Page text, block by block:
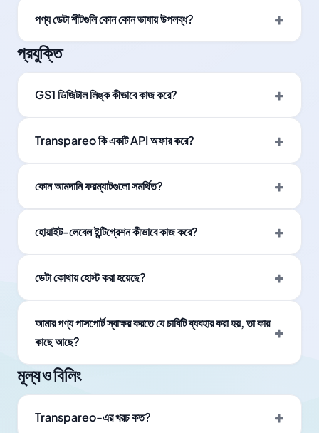
পণ্য ডেটা শীটগুলি কোন কোন ভাষায় উপলব্ধ?
প্রযুক্তি
GS1 ডিজিটাল লিঙ্ক কীভাবে কাজ করে?
Transpareo কি একটি API অফার করে?
কোন আমদানি ফরম্যাটগুলো সমর্থিত?
হোয়াইট-লেবেল ইন্টিগ্রেশন কীভাবে কাজ করে?
ডেটা কোথায় হোস্ট করা হয়েছে?
আমার পণ্য পাসপোর্ট স্বাক্ষর করতে যে চাবিটি ব্যবহার করা হয়, তা কার
কাছে আছে?
মূল্য ও বিলিং
Transpareo-এর খরচ কত?